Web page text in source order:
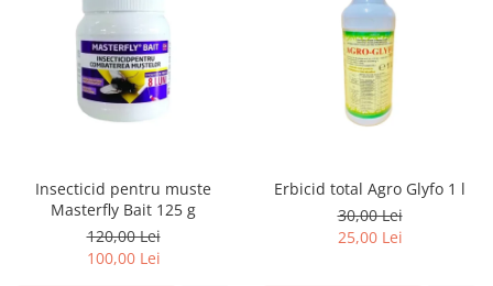
Insecticid pentru muste
Masterfly Bait 125 g
120,00 Lei
100,00 Lei
Erbicid total Agro Glyfo 1 l
30,00 Lei
25,00 Lei